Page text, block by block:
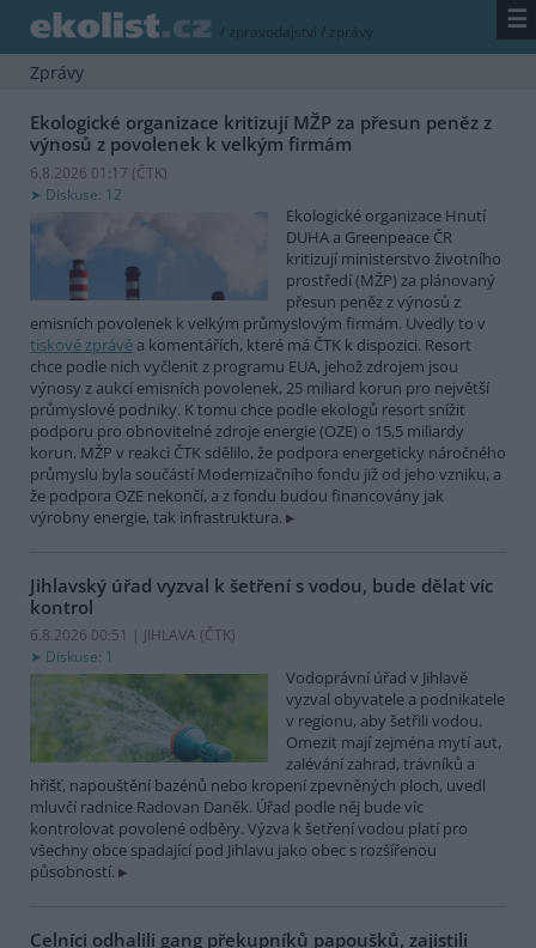
/ zpravodajství / zprávy ☰
Zprávy
Ekologické organizace kritizují MŽP za přesun peněz z
výnosů z povolenek k velkým firmám
6.8.2026 01:17 (ČTK)
Diskuse: 12
Ekologické organizace Hnutí
DUHA a Greenpeace ČR
kritizují ministerstvo životního
prostředí (MŽP) za plánovaný
přesun peněz z výnosů z
emisních povolenek k velkým průmyslovým firmám. Uvedly to v
tiskové zprávě a komentářích, které má ČTK k dispozici. Resort
chce podle nich vyčlenit z programu EUA, jehož zdrojem jsou
výnosy z aukcí emisních povolenek, 25 miliard korun pro největší
průmyslové podniky. K tomu chce podle ekologů resort snížit
podporu pro obnovitelné zdroje energie (OZE) o 15,5 miliardy
korun. MŽP v reakci ČTK sdělilo, že podpora energeticky náročného
průmyslu byla součástí Modernizačního fondu již od jeho vzniku, a
že podpora OZE nekončí, a z fondu budou financovány jak
výrobny energie, tak infrastruktura.
Jihlavský úřad vyzval k šetření s vodou, bude dělat víc
kontrol
6.8.2026 00:51 | JIHLAVA (ČTK)
Diskuse: 1
Vodoprávní úřad v Jihlavě
vyzval obyvatele a podnikatele
v regionu, aby šetřili vodou.
Omezit mají zejména mytí aut,
zalévání zahrad, trávníků a
hřišť, napouštění bazénů nebo kropení zpevněných ploch, uvedl
mluvčí radnice Radovan Daněk. Úřad podle něj bude víc
kontrolovat povolené odběry. Výzva k šetření vodou platí pro
všechny obce spadající pod Jihlavu jako obec s rozšířenou
působností.
Celníci odhalili gang překupníků papoušků, zajistili